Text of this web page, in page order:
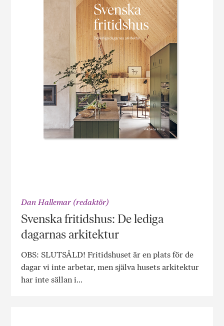
Dan Hallemar (redaktör)
Svenska fritidshus: De lediga
dagarnas arkitektur
OBS: SLUTSÅLD! Fritidshuset är en plats för de
dagar vi inte arbetar, men själva husets arkitektur
har inte sällan i...